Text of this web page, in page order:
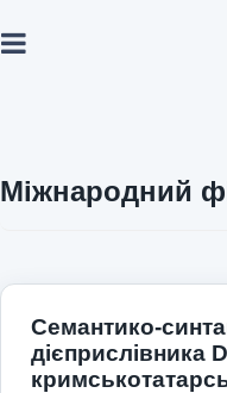
Міжнародний
Семантико-
дієприслівника